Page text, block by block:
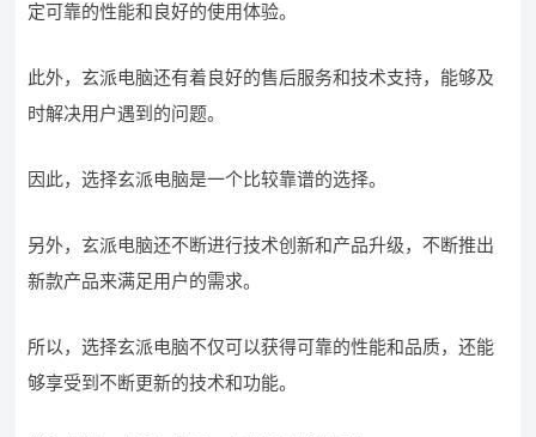
定可靠的性能和良好的使用体验。
此外，玄派电脑还有着良好的售后服务和技术支持，能够及
时解决用户遇到的问题。
因此，选择玄派电脑是一个比较靠谱的选择。
另外，玄派电脑还不断进行技术创新和产品升级，不断推出
新款产品来满足用户的需求。
所以，选择玄派电脑不仅可以获得可靠的性能和品质，还能
够享受到不断更新的技术和功能。